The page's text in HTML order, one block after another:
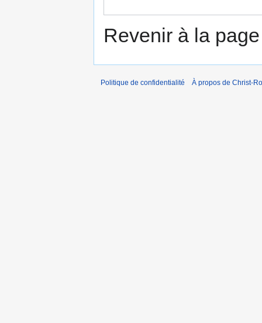
Revenir à la
Politique de confidentialité À propos de Christ-